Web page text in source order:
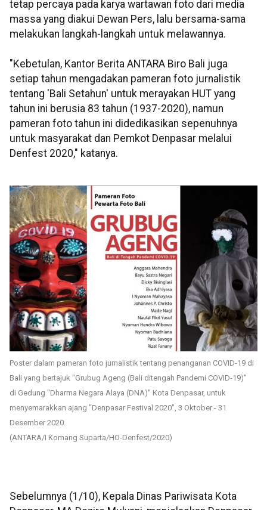
tetap percaya pada karya wartawan foto dari media
massa yang diakui Dewan Pers, lalu bersama-sama
melakukan langkah-langkah untuk melawannya.
"Kebetulan, Kantor Berita ANTARA Biro Bali juga
setiap tahun mengadakan pameran foto jurnalistik
tentang 'Bali Setahun' untuk merayakan HUT yang
tahun ini berusia 83 tahun (1937-2020), namun
pameran foto tahun ini didedikasikan sepenuhnya
untuk masyarakat dan Pemkot Denpasar melalui
Denfest 2020," katanya.
Poster dalam pameran foto jurnalistik tentang penanganan COVID-19 di
Bali yang bertajuk "Grubug Ageng (Bali ditengah Pandemi COVID-19)"
di Gedung "Dharma Negara Alaya (DNA)" Kota Denpasar, untuk
menyemarakkan ajang "Denpasar Festival 2020", 3 Oktober - 31
Desember 2020.
(ANTARA/I Komang Suparta/HO-Denfest/2020)
Sebelumnya (1/10), Kepala Dinas Pariwisata Kota